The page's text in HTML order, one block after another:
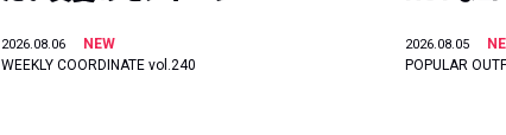
2026.08.06
NEW
WEEKLY COORDINATE vol.240
2026.08.05
POPULAR